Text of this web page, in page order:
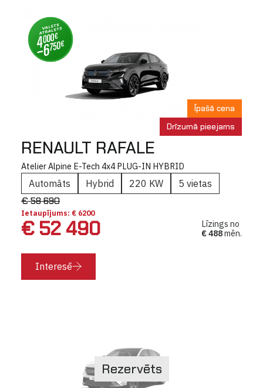
Īpašā cena
Drīzumā pieejams
RENAULT RAFALE
Atelier Alpine E-Tech 4x4 PLUG-IN HYBRID
Automāts Hybrid 220 KW 5 vietas
€ 58 690
Ietaupījums: € 6200
€ 52 490
Līzings no
€ 488mēn.
Interesē
Rezervēts